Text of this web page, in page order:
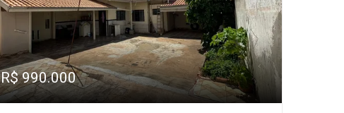
R$ 990.000